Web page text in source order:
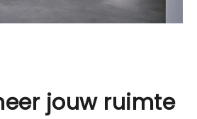
jouw ruimte